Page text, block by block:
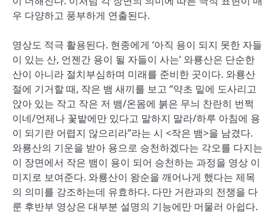
우 다양하고 풍부하게 연출된다.
영상도 적극 활용된다. 현종에게 ‘아직 용이 되지 못한 자들
이 있는 산, 언젠간 용이 될 자들이 사는’ 와룡산은 단순한
산이 아니라 절치부심하며 미래를 준비한 곳이다. 와룡산
절에 기거할 때, 작은 뱀 새끼를 보고 “약초 밑에 도사리고
앉아 있는 작고 작은 저 뱀/온몸에 붉은 무늬 찬란히 번쩍
이네/언제나 꽃밭에만 있다고 말하지 말라/하루 아침에 용
이 되기란 어렵지 않으리라”라는 시 <작은 뱀>을 남겼다.
와룡산의 기운을 받아 용으로 승천하겠다는 각오를 다지는
이 장면에서 작은 뱀이 용이 되어 승천하는 과정을 영상 이
미지로 보여준다. 와룡산이 왕순을 깨어나게 했다는 제목
의 의미를 강조하는데 유효하다. 다만 거란과의 전쟁을 다
룬 후반부 영상은 대부분 설명의 기능에만 머물러 아쉽다.